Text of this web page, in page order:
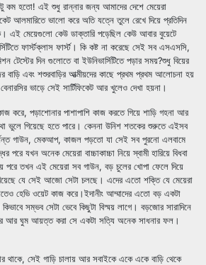
কম হতো! এই শুধু রান্নার জন্য আমাদের দেশে মেয়েরা
আলমারিতে ভালো করে অতি যত্নে তুলে রেখে দিয়ে প্রতিদিন
এই মেয়েগুলো কেউ ডাক্তারি পড়েছিল কেউ আবার বুয়েটে
ফার্স্টক্লাস ফার্স্ট। কি কষ্ট না করেছে সেই সব এসএসসি,
টেস্টের দিন গুলোতে বা ইউনিভার্সিটিতে পড়ার সময়?শুধু বিয়ের
বাড়ি এবং শশুরবাড়ির আত্মীয়দের কাছে প্রথম প্রথম আলোচনা হয়
ভাড়ে সেই সার্টিফিকেট আর খুলেও দেখা হয়না।
করে, পড়াশোনার পাশাপাশি কাজ করতে গিয়ে শাড়ি গহনা আর
ভুলে গিয়েছে হতে পারে। কেননা উনিশ শতকের শুরুতে এইসব
গাউন, মেকআপ, কাজল পড়তো যা সেই সব পুরনো এলবামে
পরে যখন অনেক মেয়েরা বাচ্চাকাচ্চা নিয়ে স্বামী হারিয়ে বিধবা
তখন এই মেয়েরা সব গাউন, বড় চুলের খোপা ফেলে দিয়ে
যে সেই আজো সেটা চলছে। এদের এতো শক্তি যে মেয়েরা
হেভি ওয়েট কাজ করে।ইদানীং আম্মাদের এতো বড় একটা
সম্ভব সেটা ভেবে কিছুটা বিস্ময় লাগে। বড়জোর সারাদিনে
আর ঘুম আয়ত্ত করা সে একটা সত্যি অনেক সাধনার ফল।
থাকে, সেই গাড়ি চালায় আর সবাইকে একে একে বাড়ি থেকে